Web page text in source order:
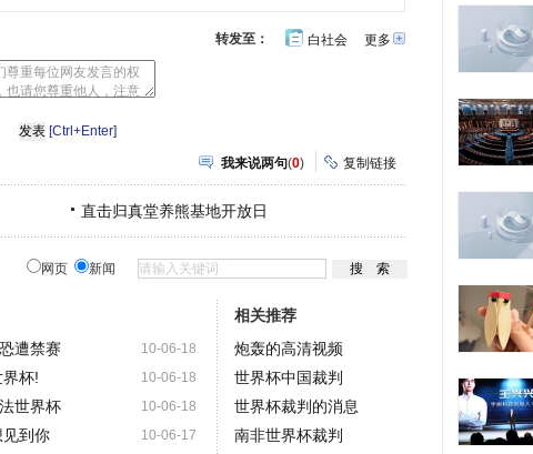
更多开
转发至： 白社会
[Ctrl+Enter]
我来说两句(0) 复制链接
直击归真堂养熊基地开放日
网页 新闻
10-06-18
遭禁赛
10-06-18
杯!
10-06-18
世界杯
10-06-17
到你
相关推荐
炮轰的高清视频
世界杯中国裁判
世界杯裁判的消息
南非世界杯裁判